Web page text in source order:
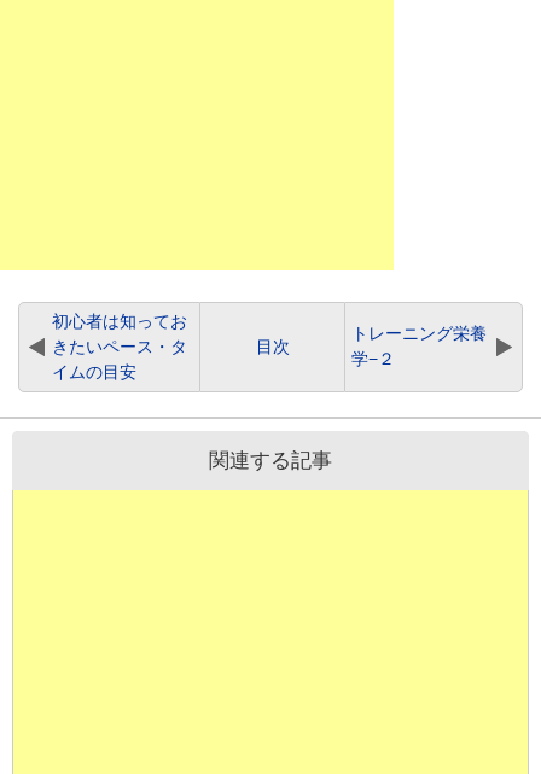
初心者は知ってお
きたいペース・タ
イムの目安
目次
トレーニング栄養
学−２
関連する記事